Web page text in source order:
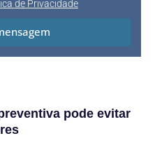
de Privacidade
pode evitar